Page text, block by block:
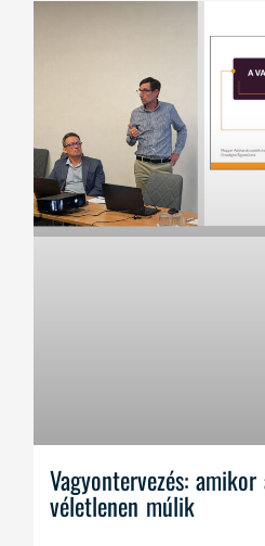
Vagyontervezés:
véletlenen múlik